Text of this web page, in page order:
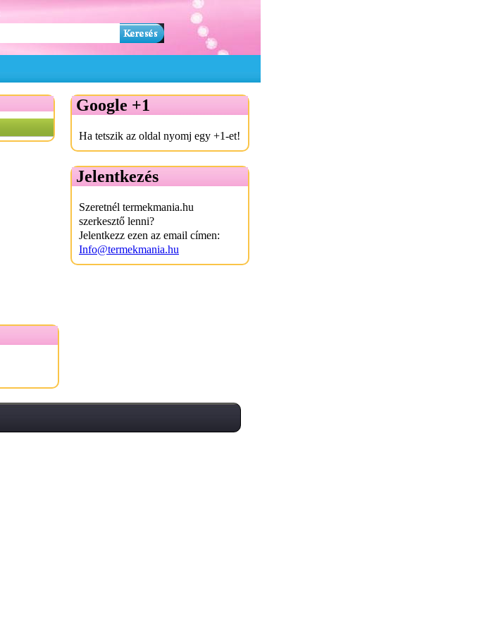
Google +1
Ha tetszik az oldal nyomj egy +1-et!
Jelentkezés
Szeretnél termekmania.hu
szerkesztő lenni?
Jelentkezz ezen az email címen:
Info@termekmania.hu